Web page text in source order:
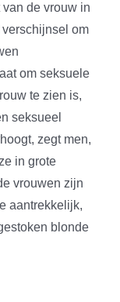
de vrouw in
om
om seksuele
te zien is,
seksueel
zegt men,
in grote
vrouwen zijn
aantrekkelijk,
blonde